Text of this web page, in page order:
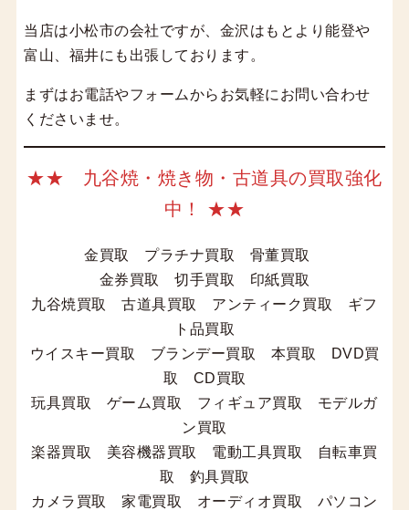
当店は小松市の会社ですが、金沢はもとより能登や
富山、福井にも出張しております。
まずはお電話やフォームからお気軽にお問い合わせ
くださいませ。
★★ 九谷焼・焼き物・古道具の買取強化
中！ ★★
金買取 プラチナ買取 骨董買取
金券買取 切手買取 印紙買取
九谷焼買取 古道具買取 アンティーク買取 ギフ
ト品買取
ウイスキー買取 ブランデー買取 本買取 DVD買
取 CD買取
玩具買取 ゲーム買取 フィギュア買取 モデルガ
ン買取
楽器買取 美容機器買取 電動工具買取 自転車買
取 釣具買取
カメラ買取 家電買取 オーディオ買取 パソコン